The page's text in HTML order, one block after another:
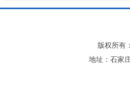
版权所有
地址：石家